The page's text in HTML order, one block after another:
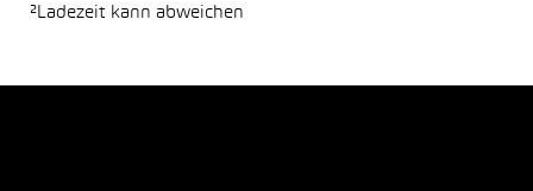
²Ladezeit kann abweichen